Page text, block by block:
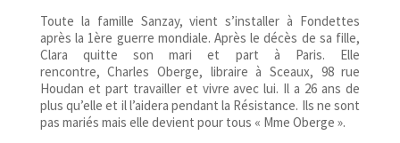
Toute la famille Sanzay, vient s’installer à Fondettes
après la 1ère guerre mondiale. Après le décès de sa fille,
Clara quitte son mari et part à Paris. Elle
rencontre, Charles Oberge, libraire à Sceaux, 98 rue
Houdan et part travailler et vivre avec lui. Il a 26 ans de
plus qu’elle et il l’aidera pendant la Résistance. Ils ne sont
pas mariés mais elle devient pour tous « Mme Oberge ».